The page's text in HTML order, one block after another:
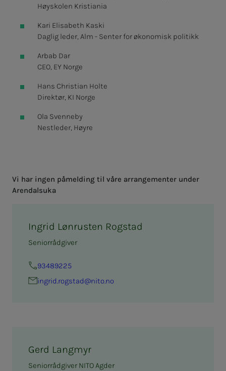
Høyskolen Kristiania
Kari Elisabeth Kaski
Daglig leder, Alm - Senter for økonomisk politikk
Arbab Dar
CEO, EY Norge
Hans Christian Holte
Direktør, KI Norge
Ola Svenneby
Nestleder, Høyre
Vi har ingen påmelding til våre arrangementer under
Arendalsuka
Ingrid Lønrusten Rogstad
Seniorrådgiver
93489225
ing­rid.rog­­­stad@nito.no
Gerd Langmyr
Seniorrådgiver NITO Agder